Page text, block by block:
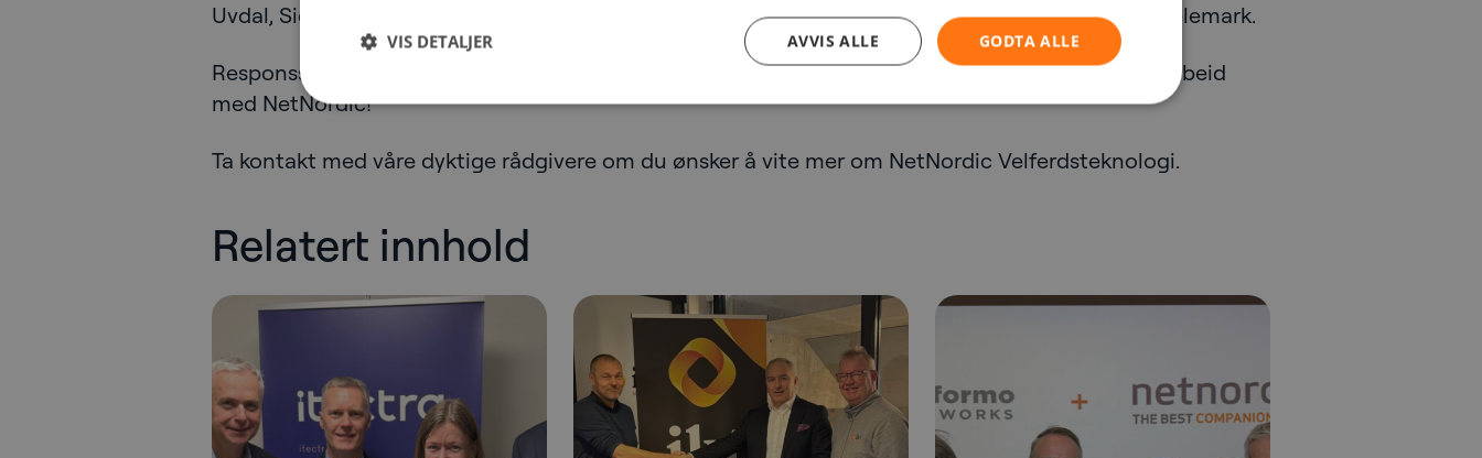
Uvdal, Sigdal, Rollag, Flesberg og Kongsberg som ligger i fylkeskommunene Viken, Vestfold og Telemark.
Responssenteret driver kontinuerlig med utviklingsarbeid, og ser fram til videre innovativt samarbeid
med NetNordic!
Ta kontakt med våre dyktige rådgivere om du ønsker å vite mer om NetNordic Velferdsteknologi.
Relatert innhold
GODTA ALLE
AVVIS ALLE
VIS DETALJER